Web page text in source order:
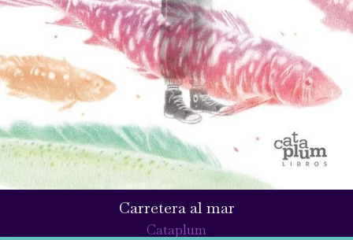
Carretera al mar
Cataplum